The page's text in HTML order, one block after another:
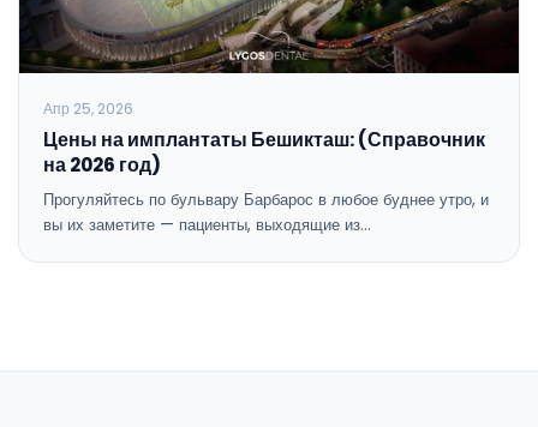
Апр 25, 2026
Цены на имплантаты Бешикташ: (Справочник
на 2026 год)
Прогуляйтесь по бульвару Барбарос в любое буднее утро, и
вы их заметите — пациенты, выходящие из…